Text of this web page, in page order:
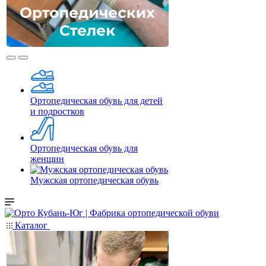
Ортопедическая обувь для детей
и подростков
Ортопедическая обувь для
женщин
Мужская ортопедическая обувь
Каталог